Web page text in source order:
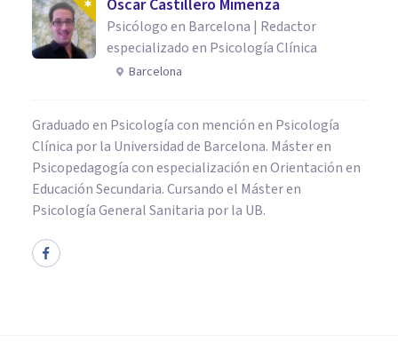
Oscar Castillero Mimenza
Psicólogo en Barcelona | Redactor
especializado en Psicología Clínica
Barcelona
Graduado en Psicología con mención en Psicología
Clínica por la Universidad de Barcelona. Máster en
Psicopedagogía con especialización en Orientación en
Educación Secundaria. Cursando el Máster en
Psicología General Sanitaria por la UB.